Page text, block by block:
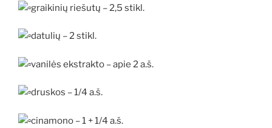
graikinių riešutų – 2,5 stikl.
datulių – 2 stikl.
vanilės ekstrakto – apie 2 a.š.
druskos – 1/4 a.š.
cinamono – 1 + 1/4 a.š.